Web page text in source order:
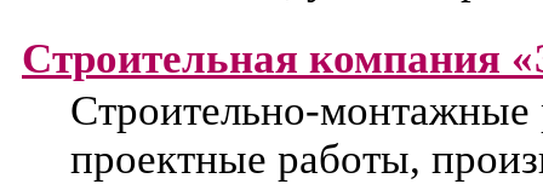
Строительная компания
Строительно-монтажные
проектные работы,